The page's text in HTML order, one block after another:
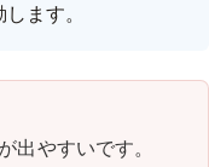
ます。
出やすいです。